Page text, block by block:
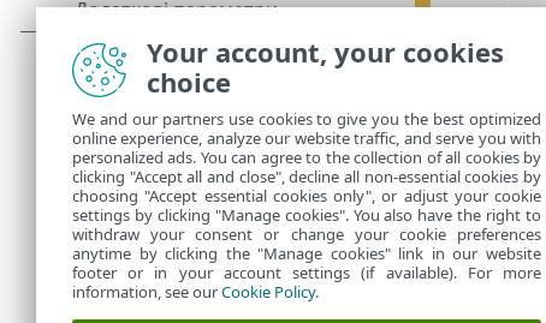
• Для
•
•
Your account, your cookies
choice
We and our partners use cookies to give you the best optimized
online experience, analyze our website traffic, and serve you with
personalized ads. You can agree to the collection of all cookies by
clicking "Accept all and close", decline all non-essential cookies by
choosing "Accept essential cookies only", or adjust your cookie
settings by clicking "Manage cookies". You also have the right to
withdraw your consent or change your cookie preferences
anytime by clicking the "Manage cookies" link in our website
footer or in your account settings (if available). For more
information, see ourCookie Policy.